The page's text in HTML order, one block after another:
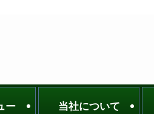
ー 当社について